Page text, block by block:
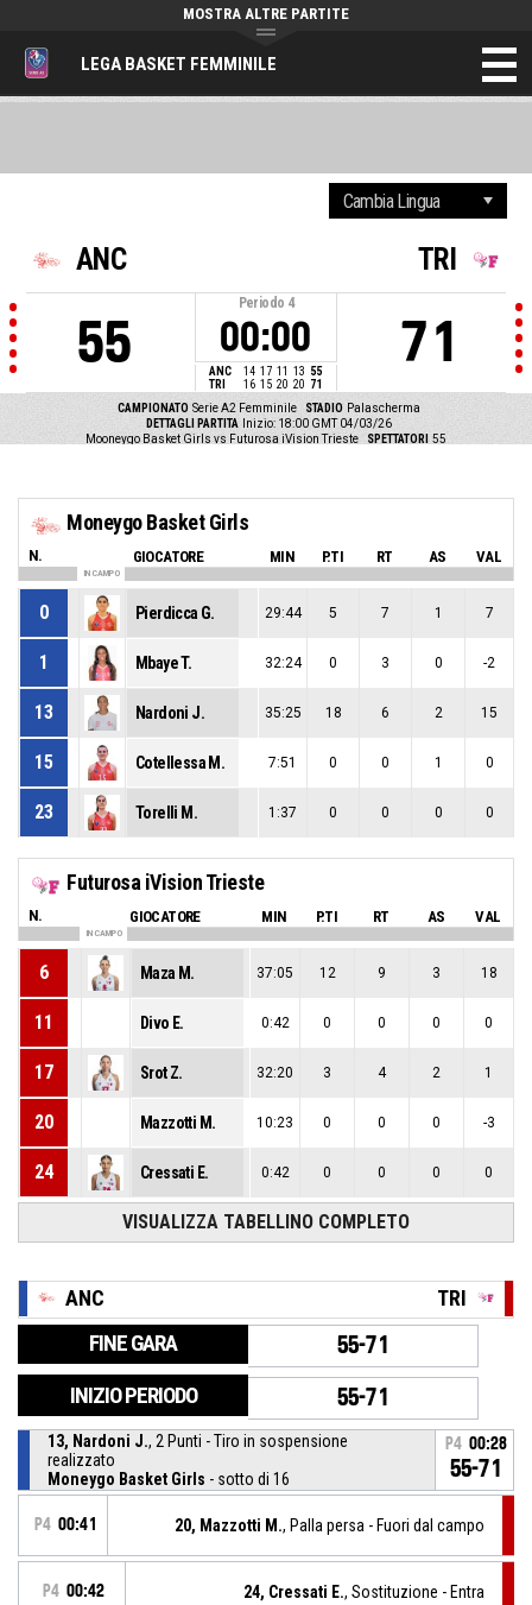
LEGA BASKET FEMMINILE
MOSTRA ALTRE PARTITE
ANC
55
Periodo 4
00:00
ANC 14 17 11 13 55
TRI
16 15 20 20 71
TRI
71
CAMPIONATO Serie A2 Femminile STADIO Palascherma
DETTAGLI PARTITA
Inizio: 18:00 GMT 04/03/26
Mooneygo Basket Girls vs Futurosa iVision Trieste
SPETTATORI 55
Moneygo Basket Girls
N. GIOCATORE MIN P.TI RT AS VAL
IN CAMPO
0 Pierdicca G. 29:44 5 7 1 7
1 Mbaye T. 32:24 0 3 0 -2
13 Nardoni J. 35:25 18 6 2 15
15 Cotellessa M. 7:51 0 0 1 0
23 Torelli M. 1:37 0 0 0 0
Futurosa iVision Trieste
N. GIOCATORE MIN P.TI RT AS VAL
IN CAMPO
6 Maza M. 37:05 12 9 3 18
11 Divo E. 0:42 0 0 0 0
17 Srot Z. 32:20 3 4 2 1
20 Mazzotti M. 10:23 0 0 0 -3
24 Cressati E. 0:42 0 0 0 0
VISUALIZZA TABELLINO COMPLETO
ANC TRI
FINE GARA 55-71
INIZIO PERIODO 55-71
13, Nardoni J., 2 Punti - Tiro in sospensione
realizzato
Moneygo Basket Girls - sotto di 16
P4 00:28
55-71
P4 00:41 20, Mazzotti M., Palla persa - Fuori dal campo
P4 00:42 24, Cressati E., Sostituzione - Entra